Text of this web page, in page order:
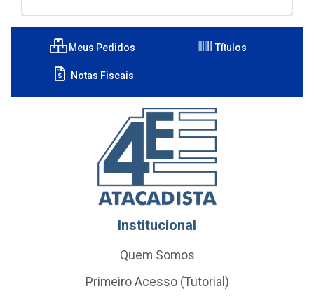
Meus Pedidos Títulos
Notas Fiscais
Institucional
Quem Somos
Primeiro Acesso (Tutorial)